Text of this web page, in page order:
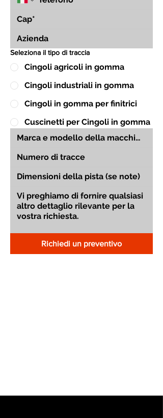
Seleziona il tipo di traccia
Cingoli agricoli in gomma
Cingoli industriali in gomma
Cingoli in gomma per finitrici
Cuscinetti per Cingoli in gomma
Richiedi un preventivo